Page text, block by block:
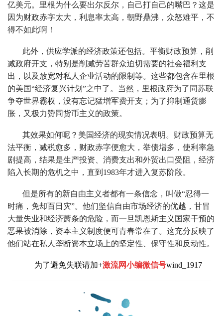
亿美元。里根为什么要出尔反尔，自己打自己的嘴巴？这是
因为财政赤字太大，利息率太高，朝野鼎沸，众怒难平，不
得不如此啊！
此外，供应学派的经济政策还包括。平衡财政预算，削
减政府开支，特别是削减劳苦群众迫切需要的社会福利支
出，以及放宽对私人企业活动的限制等。这些都包含在里根
的美国“经济复兴计划”之中了。当然，里根政府为了同苏联
争夺世界霸权，没有忘记猛增军费开支；为了抑制通货膨
胀，又极力赞同货币主义的政策。
其效果如何呢？美国经济的现实情况表明。财政预算无
法平衡，减税愈多，财政赤字便愈大，举债增多，使利率急
剧提高，结果是生产投资、消费支出和外贸出口受阻，经济
陷入长期的危机之中，直到1983年才进入复苏阶段。
但是所有的新自由主义者都有一条信念，叫做“忍得一
时痛，免却百日灾”。他们坚信自由市场经济的优越，甘冒
大量失业和经济萧条的危险，而一旦凯恩斯主义国家干预的
恶果被消除，资本主义制度便可青春常在了。这充分反映了
他们站在私人垄断资本立场上的坚定性、保守性和反动性。
为了避免失联请加+激流网小编微信号wind_1917